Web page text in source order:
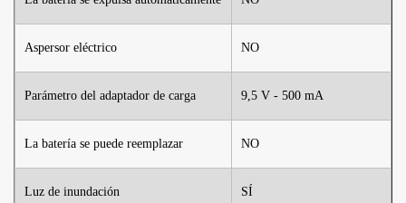
Aspersor eléctrico NO
Parámetro del adaptador de carga 9,5 V - 500 mA
La batería se puede reemplazar NO
Luz de inundación SÍ